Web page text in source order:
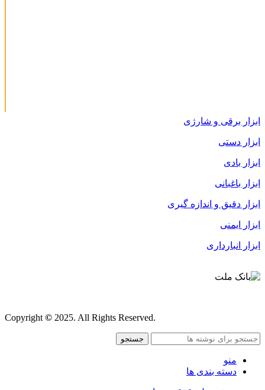
ابزار برقی و شارژی
ابزار دستی
ابزار بادی
ابزار باغبانی
ابزار دقیق و اندازه گیری
ابزار ایمنی
ابزار انبارداری
Copyright © 2025. All Rights Reserved.
جستجو
منو
دسته بندی ها